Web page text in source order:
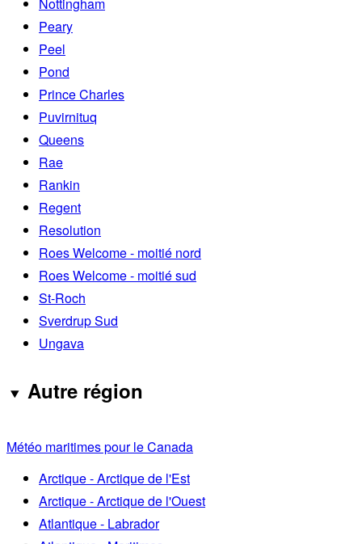
Nottingham
Peary
Peel
Pond
Prince Charles
Puvirnituq
Queens
Rae
Rankin
Regent
Resolution
Roes Welcome - moitié nord
Roes Welcome - moitié sud
St-Roch
Sverdrup Sud
Ungava
Autre région
Météo maritimes pour le Canada
Arctique - Arctique de l'Est
Arctique - Arctique de l'Ouest
Atlantique - Labrador